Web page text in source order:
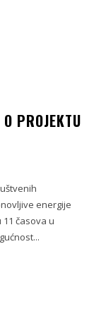
PROJEKTU
energije
11 časova u